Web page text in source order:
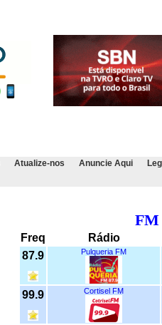
Atualize-nos Anuncie Aqui
FM
Freq
Rádio
87.9
Pulqueria FM
99.9 Cortisel FM